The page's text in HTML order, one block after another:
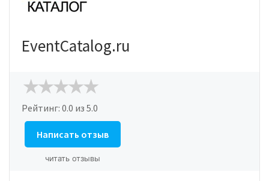
EventCatalog.ru
Рейтинг: 0.0 из 5.0
Написать отзыв
читать отзывы